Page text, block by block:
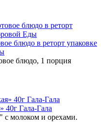
блюдо в реторт упаковке
блюдо, 1 порция
40г Гала-Гала
с молоком и орехами.